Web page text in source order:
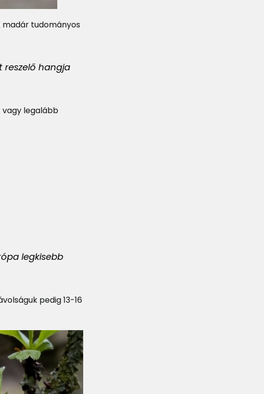
tudományos
reszelő hangja
vagy legalább
legkisebb
pedig 13-16